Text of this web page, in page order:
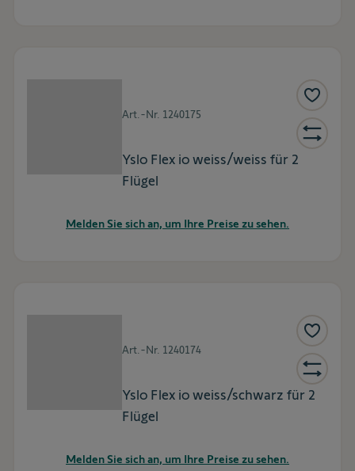
Art.-Nr. 1240175
Yslo Flex io weiss/weiss für 2
Flügel
Melden Sie sich an, um Ihre Preise zu sehen.
Art.-Nr. 1240174
Yslo Flex io weiss/schwarz für 2
Flügel
Melden Sie sich an, um Ihre Preise zu sehen.